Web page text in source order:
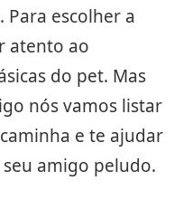
escolher a
atento ao
do pet. Mas
nós vamos listar
e te ajudar
amigo peludo.